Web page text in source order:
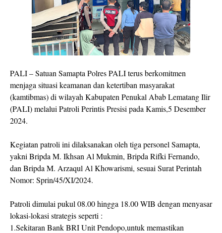
PALI – Satuan Samapta Polres PALI terus berkomitmen
menjaga situasi keamanan dan ketertiban masyarakat
(kamtibmas) di wilayah Kabupaten Penukal Abab Lematang Ilir
(PALI) melalui Patroli Perintis Presisi pada Kamis,5 Desember
2024.
Kegiatan patroli ini dilaksanakan oleh tiga personel Samapta,
yakni Bripda M. Ikhsan Al Mukmin, Bripda Rifki Fernando,
dan Bripda M. Arzaqul Al Khowarismi, sesuai Surat Perintah
Nomor: Sprin/45/XI/2024.
Patroli dimulai pukul 08.00 hingga 18.00 WIB dengan menyasar
lokasi-lokasi strategis seperti :
1.Sekitaran Bank BRI Unit Pendopo,untuk memastikan